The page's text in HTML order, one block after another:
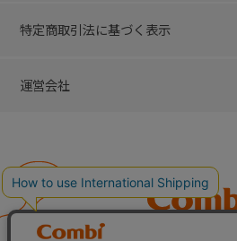
特定商取引法に基づく表示
運営会社